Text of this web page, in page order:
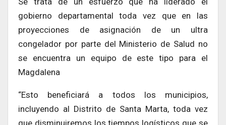
gobierno departamental toda vez que en las
proyecciones de asignación de un ultra
congelador por parte del Ministerio de Salud no
se encuentra un equipo de este tipo para el
Magdalena
“Esto beneficiará a todos los municipios,
incluyendo al Distrito de Santa Marta, toda vez
que disminuiremos los tiempos logísticos que se